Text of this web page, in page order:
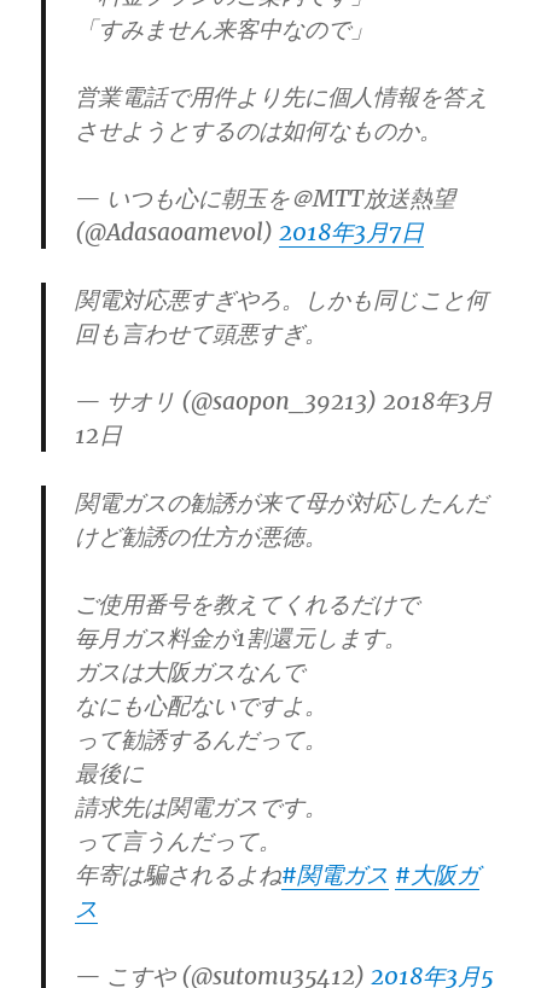
「すみません来客中なので」
営業電話で用件より先に個人情報を答え
させようとするのは如何なものか。
— いつも心に朝玉を＠MTT放送熱望
(@Adasaoamevol)2018年3月7日
関電対応悪すぎやろ。しかも同じこと何
回も言わせて頭悪すぎ。
— サオリ (@saopon_39213) 2018年3月
12日
関電ガスの勧誘が来て母が対応したんだ
けど勧誘の仕方が悪徳。
ご使用番号を教えてくれるだけで
毎月ガス料金が1割還元します。
ガスは大阪ガスなんで
なにも心配ないですよ。
って勧誘するんだって。
最後に
請求先は関電ガスです。
って言うんだって。
年寄は騙されるよね#関電ガス #大阪ガ
ス
— こすや (@sutomu35412)2018年3月5